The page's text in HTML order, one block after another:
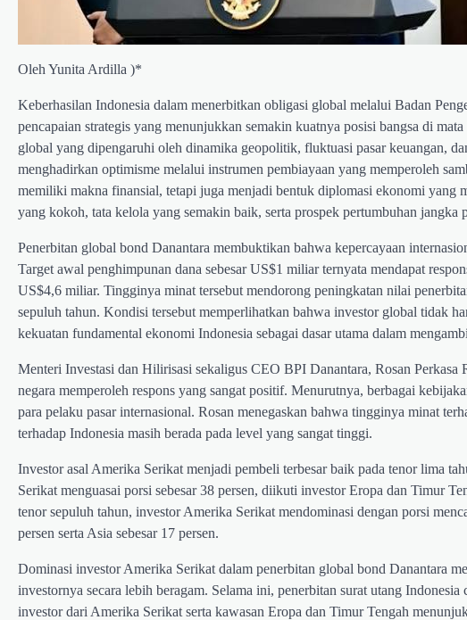
Oleh Yunita Ardilla )*
Keberhasilan Indonesia dalam menerbitkan obligasi global melalui Badan
pencapaian strategis yang menunjukkan semakin kuatnya posisi bangsa di
global yang dipengaruhi oleh dinamika geopolitik, fluktuasi pasar keuangan,
menghadirkan optimisme melalui instrumen pembiayaan yang memperoleh
memiliki makna finansial, tetapi juga menjadi bentuk diplomasi ekonomi yang
yang kokoh, tata kelola yang semakin baik, serta prospek pertumbuhan jangka
Penerbitan global bond Danantara membuktikan bahwa kepercayaan
Target awal penghimpunan dana sebesar US$1 miliar ternyata mendapat
US$4,6 miliar. Tingginya minat tersebut mendorong peningkatan nilai
sepuluh tahun. Kondisi tersebut memperlihatkan bahwa investor global tidak
kekuatan fundamental ekonomi Indonesia sebagai dasar utama dalam
Menteri Investasi dan Hilirisasi sekaligus CEO BPI Danantara, Rosan
negara memperoleh respons yang sangat positif. Menurutnya, berbagai
para pelaku pasar internasional. Rosan menegaskan bahwa tingginya minat
terhadap Indonesia masih berada pada level yang sangat tinggi.
Investor asal Amerika Serikat menjadi pembeli terbesar baik pada tenor lima
Serikat menguasai porsi sebesar 38 persen, diikuti investor Eropa dan Timur
tenor sepuluh tahun, investor Amerika Serikat mendominasi dengan porsi
persen serta Asia sebesar 17 persen.
Dominasi investor Amerika Serikat dalam penerbitan global bond Danantara
investornya secara lebih beragam. Selama ini, penerbitan surat utang
investor dari Amerika Serikat serta kawasan Eropa dan Timur Tengah